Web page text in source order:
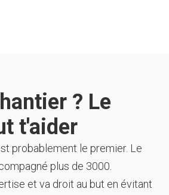
? Le
t'aider
probablement le premier. Le
plus de 3000.
et va droit au but en évitant